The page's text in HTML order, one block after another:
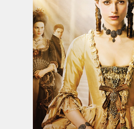
PRÓXIMOS LANÇAMENTOS
GÊNEROS
NOTÍCIAS
PÁGINA INICIAL
FilmesNoCinema.com.bré o maior